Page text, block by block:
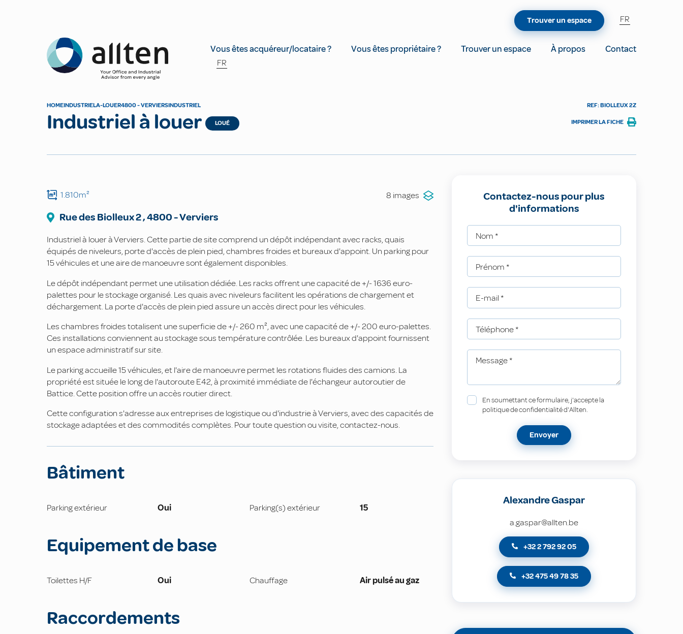
Allten
Vous êtes acquéreur/locataire ? Vous êtes propriétaire ? Trouver un espace À propos
Contact
FR
Trouver un espace FR
HOMEINDUSTRIELA-LOUER4800 - VERVIERSINDUSTRIEL
Industriel à louer LOUÉ
REF: BIOLLEUX 2Z
IMPRIMER LA FICHE
1.810m² 8 images
Rue des Biolleux2,4800-Verviers
Industriel à louer à Verviers. Cette partie de site comprend un dépôt indépendant avec racks, quais
équipés de niveleurs, porte d'accès de plein pied, chambres froides et bureaux d'appoint. Un parking pour
15 véhicules et une aire de manoeuvre sont également disponibles.
Le dépôt indépendant permet une utilisation dédiée. Les racks offrent une capacité de +/- 1636 euro-
palettes pour le stockage organisé. Les quais avec niveleurs facilitent les opérations de chargement et
déchargement. La porte d'accès de plein pied assure un accès direct pour les véhicules.
Les chambres froides totalisent une superficie de +/- 260 m², avec une capacité de +/- 200 euro-palettes.
Ces installations conviennent au stockage sous température contrôlée. Les bureaux d'appoint fournissent
un espace administratif sur site.
Le parking accueille 15 véhicules, et l'aire de manoeuvre permet les rotations fluides des camions. La
propriété est située le long de l'autoroute E42, à proximité immédiate de l'échangeur autoroutier de
Battice. Cette position offre un accès routier direct.
Cette configuration s'adresse aux entreprises de logistique ou d'industrie à Verviers, avec des capacités de
stockage adaptées et des commodités complètes. Pour toute question ou visite, contactez-nous.
Bâtiment
Parking extérieur Oui Parking(s) extérieur 15
Equipement de base
Toilettes H/F Oui Chauffage Air pulsé au gaz
Raccordements
Contactez-nous pour plus
d'informations
Nom *
Prénom *
E-mail *
Téléphone*
Message*
En soumettant ce formulaire, j'accepte la
politique de confidentialité d'Allten.
Envoyer
Alexandre Gaspar
a.gaspar@allten.be
+32 2 792 92 05
+32 475 49 78 35